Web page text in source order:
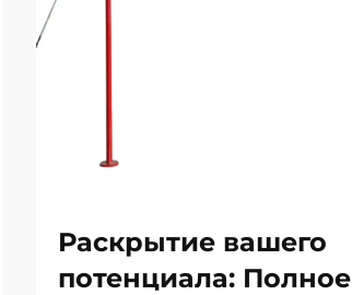
Раскрытие вашего
потенциала: Полное